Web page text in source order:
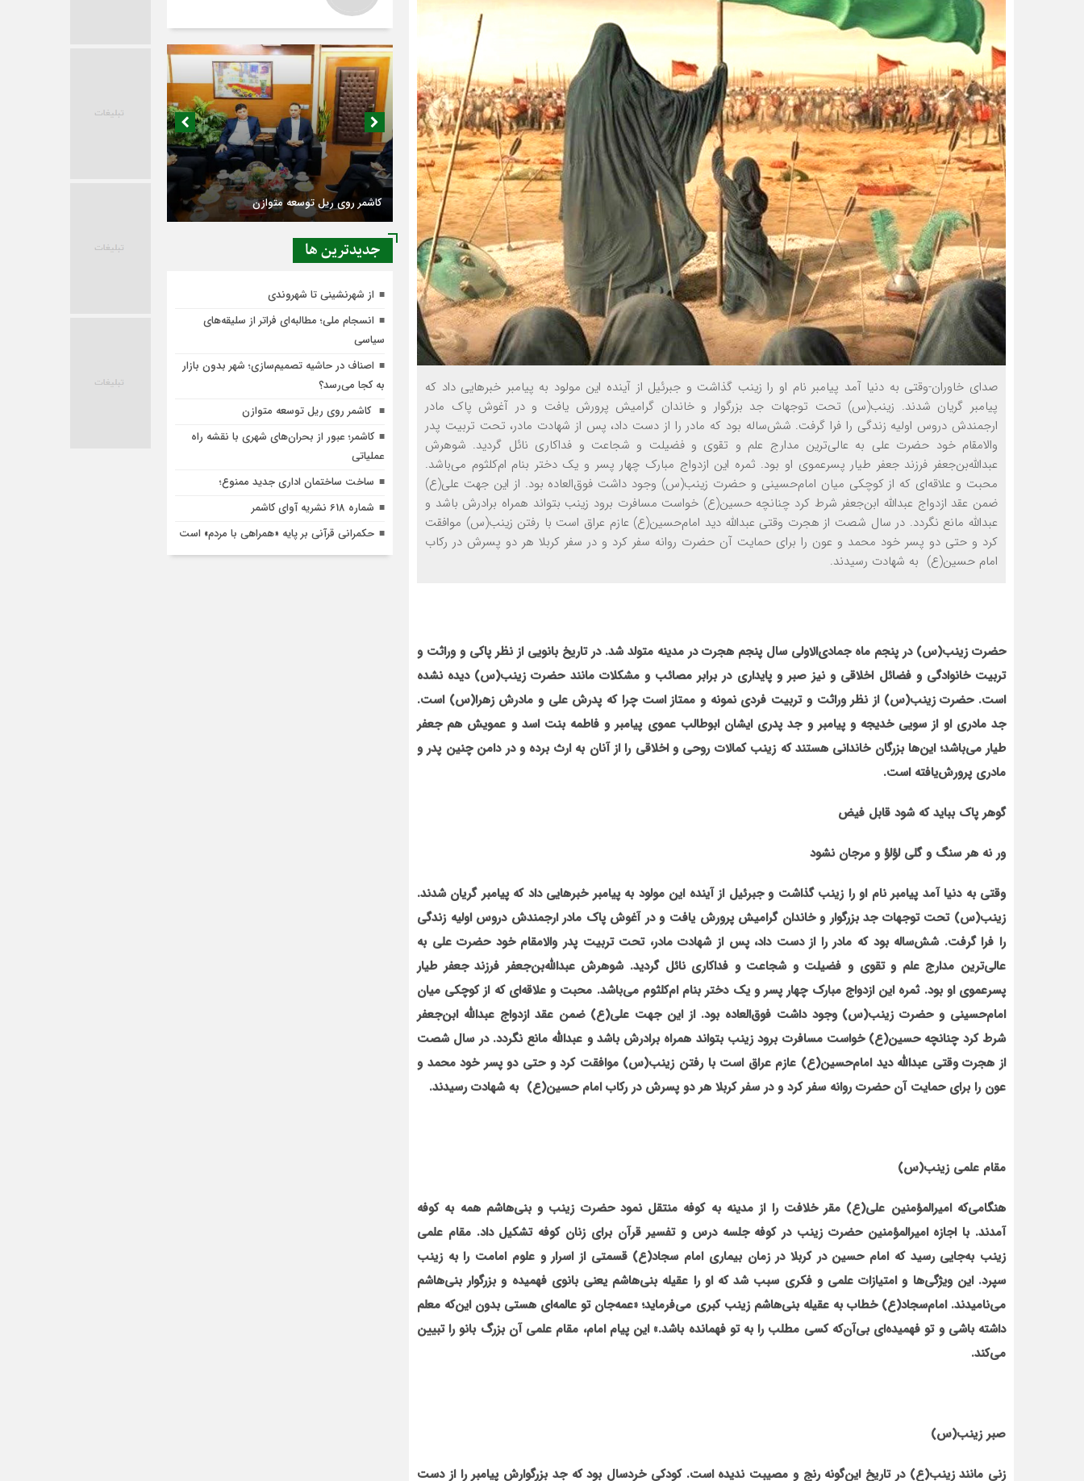
صدای خاوران-وقتی به دنیا آمد پیامبر نام او را زینب گذاشت و جبرئیل از آینده این مولود به پیامبر خبرهایی داد که
پیامبر گریان شدند. زینب(س) تحت توجهات جد بزرگوار و خاندان گرامیش پرورش یافت و در آغوش پاک مادر
ارجمندش دروس اولیه زندگی را فرا گرفت. شش‌ساله بود که مادر را از دست داد، پس از شهادت مادر، تحت تربیت پدر
والامقام خود حضرت علی به عالی‌ترین مدارج علم و تقوی و فضیلت و شجاعت و فداکاری نائل گردید. شوهرش
عبدالله‌بن‌جعفر فرزند جعفر طیار پسرعموی او بود. ثمره این ازدواج مبارک چهار پسر و یک دختر بنام ام‌کلثوم می‌باشد.
محبت و علاقه‌ای که از کوچکی میان امام‌حسینی و حضرت زینب(س) وجود داشت فوق‌العاده بود. از این جهت علی(ع)
ضمن عقد ازدواج عبدالله ابن‌جعفر شرط کرد چنانچه حسین(ع) خواست مسافرت برود زینب بتواند همراه برادرش باشد و
عبدالله مانع نگردد. در سال شصت از هجرت وقتی عبدالله دید امام‌حسین(ع) عازم عراق است با رفتن زینب(س) موافقت
کرد و حتی دو پسر خود محمد و عون را برای حمایت آن حضرت روانه سفر کرد و در سفر کربلا هر دو پسرش در رکاب
امام حسین(ع) به شهادت رسیدند.
حضرت زینب(س) در پنجم ماه جمادی‌الاولی سال پنجم هجرت در مدینه متولد شد. در تاریخ بانویی از نظر پاکی و وراثت و
تربیت خانوادگی و فضائل اخلاقی و نیز صبر و پایداری در برابر مصائب و مشکلات مانند حضرت زینب(س) دیده نشده
است. حضرت زینب(س) از نظر وراثت و تربیت فردی نمونه و ممتاز است چرا که پدرش علی و مادرش زهرا(س) است.
جد مادری او از سویی خدیجه و پیامبر و جد پدری ایشان ابوطالب عموی پیامبر و فاطمه بنت اسد و عمویش هم جعفر
طیار می‌باشد؛ این‌ها بزرگان خاندانی هستند که زینب کمالات روحی و اخلاقی را از آنان به ارث برده و در دامن چنین پدر و
مادری پرورش‌یافته است.
گوهر پاک بباید که شود قابل فیض
ور نه هر سنگ و گلی لؤلؤ و مرجان نشود
وقتی به دنیا آمد پیامبر نام او را زینب گذاشت و جبرئیل از آینده این مولود به پیامبر خبرهایی داد که پیامبر گریان شدند.
زینب(س) تحت توجهات جد بزرگوار و خاندان گرامیش پرورش یافت و در آغوش پاک مادر ارجمندش دروس اولیه زندگی
را فرا گرفت. شش‌ساله بود که مادر را از دست داد، پس از شهادت مادر، تحت تربیت پدر والامقام خود حضرت علی به
عالی‌ترین مدارج علم و تقوی و فضیلت و شجاعت و فداکاری نائل گردید. شوهرش عبدالله‌بن‌جعفر فرزند جعفر طیار
پسرعموی او بود. ثمره این ازدواج مبارک چهار پسر و یک دختر بنام ام‌کلثوم می‌باشد. محبت و علاقه‌ای که از کوچکی میان
امام‌حسینی و حضرت زینب(س) وجود داشت فوق‌العاده بود. از این جهت علی(ع) ضمن عقد ازدواج عبدالله ابن‌جعفر
شرط کرد چنانچه حسین(ع) خواست مسافرت برود زینب بتواند همراه برادرش باشد و عبدالله مانع نگردد. در سال شصت
از هجرت وقتی عبدالله دید امام‌حسین(ع) عازم عراق است با رفتن زینب(س) موافقت کرد و حتی دو پسر خود محمد و
عون را برای حمایت آن حضرت روانه سفر کرد و در سفر کربلا هر دو پسرش در رکاب امام حسین(ع) به شهادت رسیدند.
مقام علمی زینب(س)
هنگامی‌که امیرالمؤمنین علی(ع) مقر خلافت را از مدینه به کوفه منتقل نمود حضرت زینب و بنی‌هاشم همه به کوفه
آمدند. با اجازه امیرالمؤمنین حضرت زینب در کوفه جلسه درس و تفسیر قرآن برای زنان کوفه تشکیل داد. مقام علمی
زینب به‌جایی رسید که امام حسین در کربلا در زمان بیماری امام سجاد(ع) قسمتی از اسرار و علوم امامت را به زینب
سپرد. این ویژگی‌ها و امتیازات علمی و فکری سبب شد که او را عقیله بنی‌هاشم یعنی بانوی فهمیده و بزرگوار بنی‌هاشم
می‌نامیدند. امام‌سجاد(ع) خطاب به عقیله بنی‌هاشم زینب کبری می‌فرماید؛ «عمه‌جان تو عالمه‌ای هستی بدون این‌که معلم
داشته باشی و تو فهمیده‌ای بی‌آن‌که کسی مطلب را به تو فهمانده باشد.» این پیام امام، مقام علمی آن بزرگ بانو را تبیین
می‌کند.
صبر زینب(س)
زنی مانند زینب(ع) در تاریخ این‌گونه رنج و مصیبت ندیده است. کودکی خردسال بود که جد بزرگوارش پیامبر را از دست
کاشمر روی ریل توسعه متوازن
جديدترين ها
از شهرنشینی تا شهروندی
انسجام ملی؛ مطالبه‌ای فراتر از سلیقه‌های
سیاسی
اصناف در حاشیه تصمیم‌سازی؛ شهر بدون بازار
به کجا می‌رسد؟
کاشمر روی ریل توسعه متوازن
کاشمر؛ عبور از بحران‌های شهری با نقشه راه
عملیاتی
ساخت ساختمان اداری جدید ممنوع؛
شماره 618 نشریه آوای کاشمر
حکمرانی قرآنی بر پایه «همراهی با مردم» است